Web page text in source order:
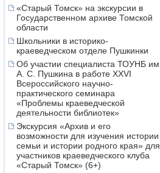
«Старый Томск» на экскурсии в
Государственном архиве Томской
области
Школьники в историко-
краеведческом отделе Пушкинки
Об участии специалиста ТОУНБ им.
А. С. Пушкина в работе XXVI
Всероссийского научно-
практического семинара
«Проблемы краеведческой
деятельности библиотек»
Экскурсия «Архив и его
возможности для изучения истории
семьи и истории родного края» для
участников краеведческого клуба
«Старый Томск» (6+)